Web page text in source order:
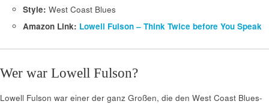
Style: West Coast Blues
Amazon Link: Lowell Fulson – Think Twice before You Speak
Wer war Lowell Fulson?
Lowell Fulson war einer der ganz Großen, die den West Coast Blues-